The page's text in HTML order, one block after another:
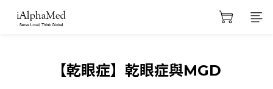
【乾眼症】乾眼症與MGD